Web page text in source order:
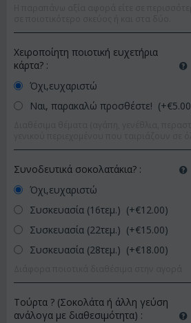
Χειροποίητη ποιοτική ευχετήρια
κάρτα? :
Όχι,ευχαριστώ
Ναι, παρακαλώ προσθέστε! (+€5.00
Συνοδευτικά σοκολατάκια? :
Όχι,ευχαριστώ
Συσκευασία (16τεμ.) (+€12.00)
Συσκευασία (22τεμ.) (+€15.00)
Συσκευασία (28τεμ.) (+€18.00)
Τούρτα ? (Σοκολάτα ή άλλη γεύση
ανάλογα με διαθεσιμότητα) :